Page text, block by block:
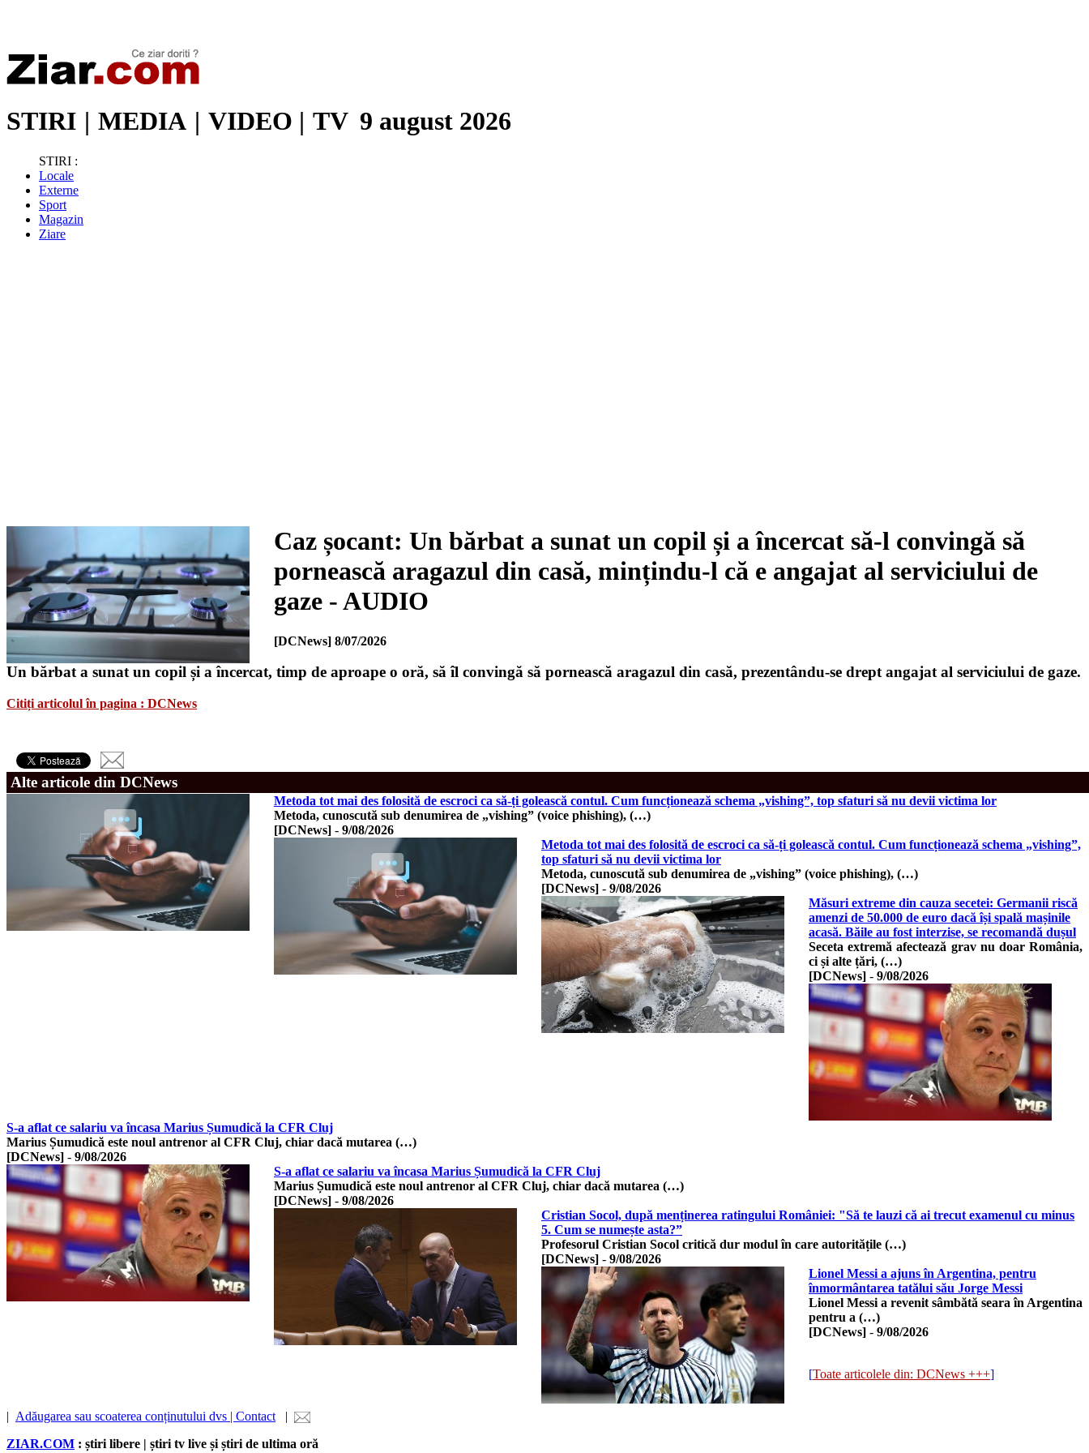
STIRI | MEDIA | VIDEO | TV 9 august 2026
STIRI :
Locale
Externe
Sport
Magazin
Ziare
Caz șocant: Un bărbat a sunat un copil și a încercat să-l convingă să
pornească aragazul din casă, mințindu-l că e angajat al serviciului de
gaze - AUDIO
[DCNews] 8/07/2026
Un bărbat a sunat un copil și a încercat, timp de aproape o oră, să îl convingă să pornească aragazul din casă, prezentându-se drept angajat al serviciului de gaze.
Citiți articolul în pagina : DCNews
Alte articole din DCNews
Metoda tot mai des folosită de escroci ca să-ți golească contul. Cum funcționează schema „vishing”, top sfaturi să nu devii victima lor
Metoda, cunoscută sub denumirea de „vishing” (voice phishing), (…)
[DCNews] - 9/08/2026
Metoda tot mai des folosită de escroci ca să-ți golească contul. Cum funcționează schema „vishing”,
top sfaturi să nu devii victima lor
Metoda, cunoscută sub denumirea de „vishing” (voice phishing), (…)
[DCNews] - 9/08/2026
Măsuri extreme din cauza secetei: Germanii riscă
amenzi de 50.000 de euro dacă își spală mașinile
acasă. Băile au fost interzise, se recomandă dușul
Seceta extremă afectează grav nu doar România,
ci și alte țări, (…)
[DCNews] - 9/08/2026
S-a aflat ce salariu va încasa Marius Șumudică la CFR Cluj
Marius Șumudică este noul antrenor al CFR Cluj, chiar dacă mutarea (…)
[DCNews] - 9/08/2026
S-a aflat ce salariu va încasa Marius Șumudică la CFR Cluj
Marius Șumudică este noul antrenor al CFR Cluj, chiar dacă mutarea (…)
[DCNews] - 9/08/2026
Cristian Socol, după menținerea ratingului României: "Să te lauzi că ai trecut examenul cu minus
5. Cum se numește asta?”
Profesorul Cristian Socol critică dur modul în care autoritățile (…)
[DCNews] - 9/08/2026
Lionel Messi a ajuns în Argentina, pentru
înmormântarea tatălui său Jorge Messi
Lionel Messi a revenit sâmbătă seara în Argentina
pentru a (…)
[DCNews] - 9/08/2026
[Toate articolele din: DCNews +++]
| Adăugarea sau scoaterea conținutului dvs | Contact |
ZIAR.COM : știri libere | știri tv live și știri de ultima oră